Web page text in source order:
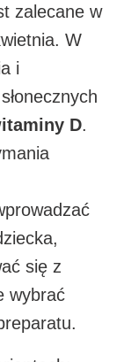
zalecane w
W
i
D.
się z
wybrać